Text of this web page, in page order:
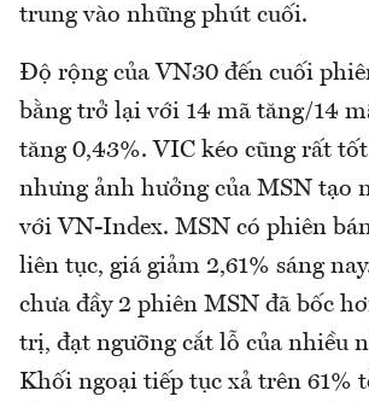
trung vào những phút cuối.
Độ rộng của VN30 đến cuối
bằng trở lại với 14 mã tăng/14
tăng 0,43%. VIC kéo cũng rất tốt
nhưng ảnh hưởng của MSN tạo
với VN-Index. MSN có phiên
liên tục, giá giảm 2,61% sáng
chưa đầy 2 phiên MSN đã bốc
trị, đạt ngưỡng cắt lỗ của nhiều
Khối ngoại tiếp tục xả trên 61%